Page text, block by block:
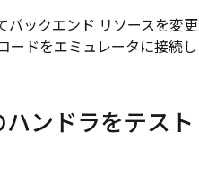
バックエンド リソースを変更
ードをエミュレータに接続し
ンドラをテスト